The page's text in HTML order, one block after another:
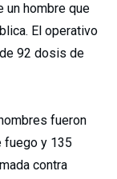
un hombre que
El operativo
92 dosis de
fueron
fuego y 135
contra